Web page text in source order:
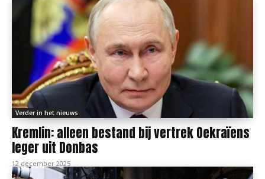
Verder in het nieuws
Kremlin: alleen bestand bij vertrek Oekraïens
leger uit Donbas
12 december 2025